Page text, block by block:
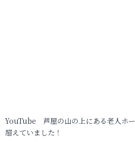
YouTube 芦屋の山の上にある老人ホ
超えていました！